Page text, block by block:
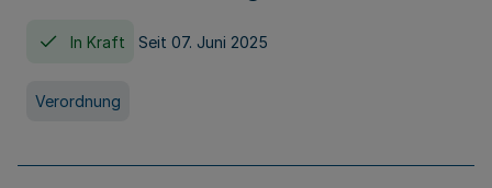
In Kraft Seit 07. Juni 2025
Verordnung